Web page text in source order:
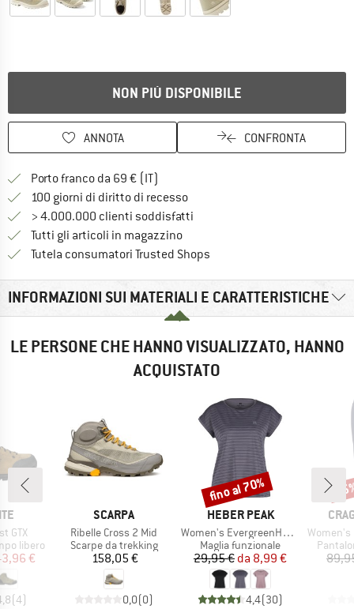
NON PIÙ DISPONIBILE
ANNOTA CONFRONTA
Porto franco da 69 € (IT)
100 giorni di diritto di recessoVai alla politica di recesso qui
> 4.000.000 clienti soddisfatti
Tutti gli articoli in magazzino
Tutela consumatori Trusted Shops
INFORMAZIONI SUI MATERIALI E CARATTERISTICHE
LE PERSONE CHE HANNO VISUALIZZATO, HANNO
ACQUISTATO
GTX
libero
ridotto
€
(4)
MARCHIO
SCARPA
Articolo
Ribelle Cross 2 Mid
Gruppo di prodotti
Scarpe da trekking
Prezzo
158,05 €
0,0(0)
MARCHIO
HEBER PEAK
Articolo
Women's EvergreenHe. Loose Fit Shirt
Gruppo di prodotti
Maglia funzionale
Prezzo
29,95 € Prezzo ridotto
da 8,99 €
4,4(30)
Sconto
fino al 70%
Articolo
Women's